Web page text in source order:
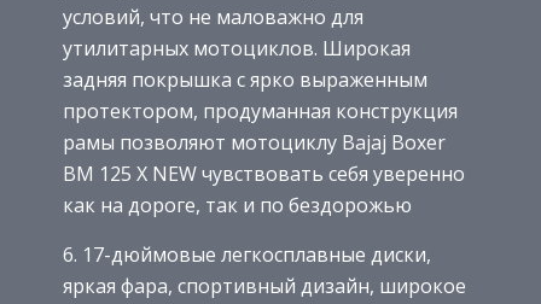
условий, что не маловажно для
утилитарных мотоциклов. Широкая
задняя покрышка с ярко выраженным
протектором, продуманная конструкция
рамы позволяют мотоциклу Bajaj Boxer
BM 125 X NEW чувствовать себя уверенно
как на дороге, так и по бездорожью
6. 17-дюймовые легкосплавные диски,
яркая фара, спортивный дизайн, широкое